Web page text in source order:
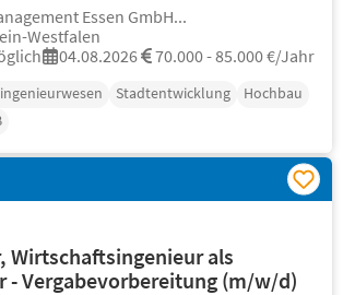
Essen GmbH...
Westfalen
04.08.2026 70.000 - 85.000 €/Jahr
Stadtentwicklung
Hochbau
Wirtschaftsingenieur als
- Vergabevorbereitung (m/w/d)